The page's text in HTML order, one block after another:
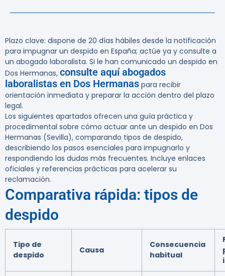
Plazo clave: dispone de 20 días hábiles desde la notificación
para impugnar un despido en España; actúe ya y consulte a
un abogado laboralista. Si le han comunicado un despido en
Dos Hermanas, consulte aquí abogados
laboralistas en Dos Hermanas para recibir
orientación inmediata y preparar la acción dentro del plazo
legal.
Los siguientes apartados ofrecen una guía práctica y
procedimental sobre cómo actuar ante un despido en Dos
Hermanas (Sevilla), comparando tipos de despido,
describiendo los pasos esenciales para impugnarlo y
respondiendo las dudas más frecuentes. Incluye enlaces
oficiales y referencias prácticas para acelerar su
reclamación.
Comparativa rápida: tipos de
despido
Tipo de
despido
Causa
Consecuencia
habitual